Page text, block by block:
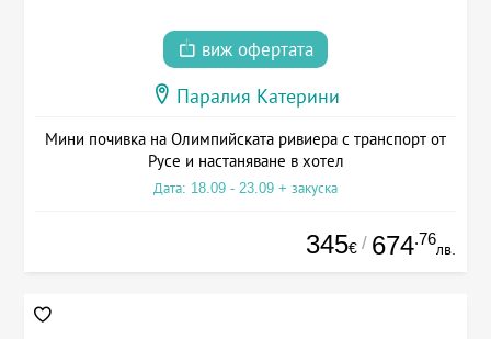
виж офертата
Паралия Катерини
Мини почивка на Олимпийската ривиера с транспорт от
Русе и настаняване в хотел
Дата: 18.09 - 23.09 + закуска
345€ / 674.76
лв.